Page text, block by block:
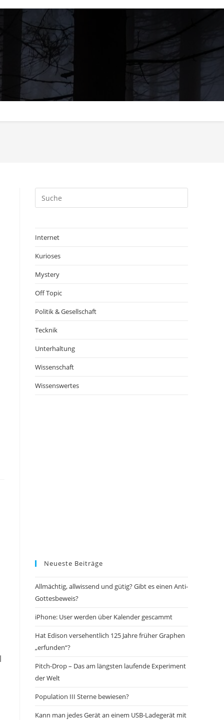
Internet
Kurioses
Mystery
Off Topic
Politik & Gesellschaft
Tecknik
Unterhaltung
Wissenschaft
Wissenswertes
Neueste Beiträge
Allmächtig, allwissend und gütig? Gibt es einen Anti-
Gottesbeweis?
iPhone: User werden über Kalender gescammt
Hat Edison versehentlich 125 Jahre früher Graphen
„erfunden“?
Pitch-Drop – Das am längsten laufende Experiment
der Welt
Population III Sterne bewiesen?
Kann man jedes Gerät an einem USB-Ladegerät mit